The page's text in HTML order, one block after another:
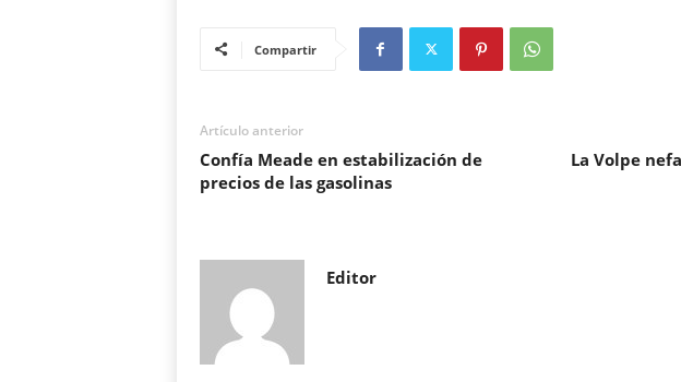
Compartir
Artículo anterior
Confía Meade en estabilización de
precios de las gasolinas
La Volpe
Editor